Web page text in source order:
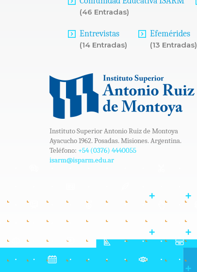
(46 Entradas)
Entrevistas
(14 Entradas)
Efemérides
(13 Entradas)
Instituto Superior Antonio Ruiz de Montoya
Ayacucho 1962. Posadas. Misiones. Argentina.
Teléfono: +54 (0376) 4440055
isarm@isparm.edu.ar